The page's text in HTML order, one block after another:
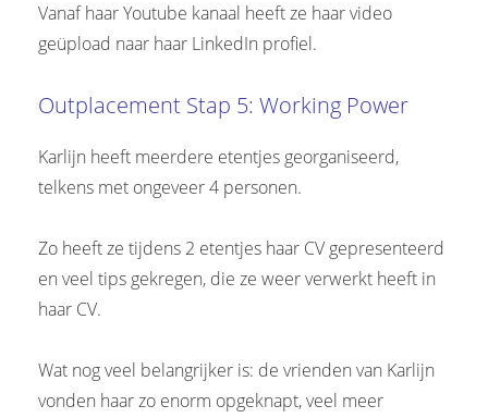
Vanaf haar Youtube kanaal heeft ze haar video
geüpload naar haar LinkedIn profiel.
Outplacement Stap 5: Working Power
Karlijn heeft meerdere etentjes georganiseerd,
telkens met ongeveer 4 personen.
Zo heeft ze tijdens 2 etentjes haar CV gepresenteerd
en veel tips gekregen, die ze weer verwerkt heeft in
haar CV.
Wat nog veel belangrijker is: de vrienden van Karlijn
vonden haar zo enorm opgeknapt, veel meer